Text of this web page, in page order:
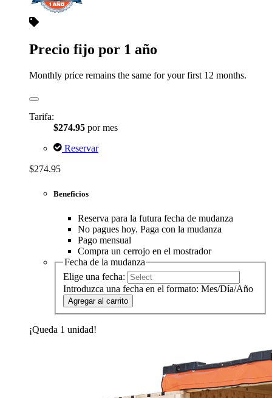
Precio fijo por 1 año
Monthly price remains the same for your first 12 months.
Tarifa:
$274.95 por mes
Reservar
$274.95
Beneficios
Reserva para la futura fecha de mudanza
No pagues hoy. Paga con la mudanza
Pago mensual
Compra un cerrojo en el mostrador
Fecha de la mudanza
Elige una fecha:
Introduzca una fecha en el formato: Mes/Día/Año
Agregar al carrito
¡Queda 1 unidad!